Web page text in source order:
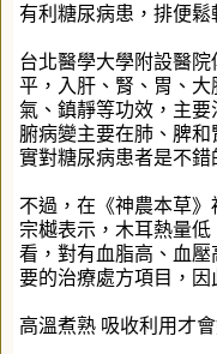
有利糖尿病患，排便鬆
台北醫學大學附設醫
平，入肝、腎、胃、
氣、鎮靜等功效，主
腑病變主要在肺、脾
實對糖尿病患者是不錯
不過，在《神農本草
宗樾表示，木耳熱量
看，對有血脂高、血
要的治療處方項目，
高溫煮熟 吸收利用才